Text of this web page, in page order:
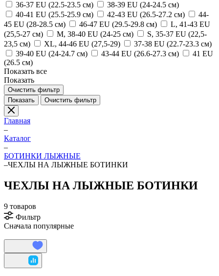
36-37 EU (22.5-23.5 см)
38-39 EU (24-24.5 см)
40-41 EU (25.5-25.9 см)
42-43 EU (26.5-27.2 см)
44-
45 EU (28-28.5 см)
46-47 EU (29.5-29.8 см)
L, 41-43 EU
(25,5-27 см)
M, 38-40 EU (24-25 см)
S, 35-37 EU (22,5-
23,5 см)
XL, 44-46 EU (27,5-29)
37-38 EU (22.7-23.3 см)
39-40 EU (24-24.7 см)
43-44 EU (26.6-27.3 см)
41 EU
(26.5 см)
Показать все
Показать
Очистить фильтр
Показать
Очистить фильтр
Главная
–
Каталог
–
БОТИНКИ ЛЫЖНЫЕ
–ЧЕХЛЫ НА ЛЫЖНЫЕ БОТИНКИ
ЧЕХЛЫ НА ЛЫЖНЫЕ БОТИНКИ
9 товаров
Фильтр
Сначала популярные